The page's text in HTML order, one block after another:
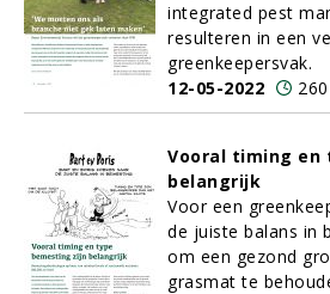
integrated pest
resulteren in een
greenkeepersvak.
12-05-2022
Vooral timing en
belangrijk
Voor een
de juiste balans in
om een gezond
grasmat te